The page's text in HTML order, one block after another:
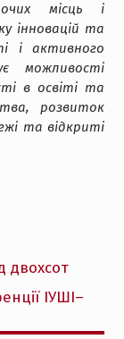
місць і
інновацій та
і активного
можливості
в освіті та
розвиток
та відкриті
двохсот
ІУШІ–